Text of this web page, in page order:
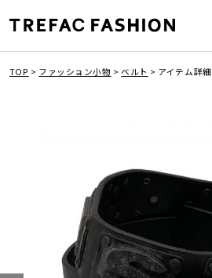
TOP > ファッション小物 >ベルト > アイテム詳細